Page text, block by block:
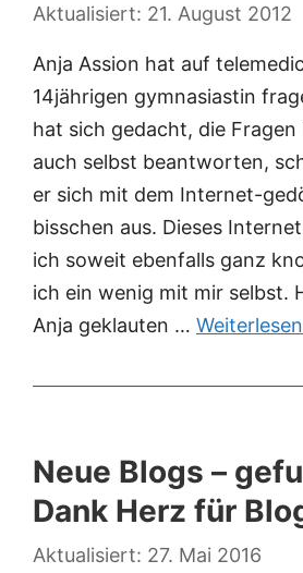
21. August 2012
Anja Assion hat auf
14jährigen gymnasiastin
hat sich gedacht, die Fragen
auch selbst beantworten,
er sich mit dem Internet-
bisschen aus. Dieses
ich soweit ebenfalls ganz
ich ein wenig mit mir selbst.
Anja geklauten …
Neue Blogs –
Dank Herz für
27. Mai 2016